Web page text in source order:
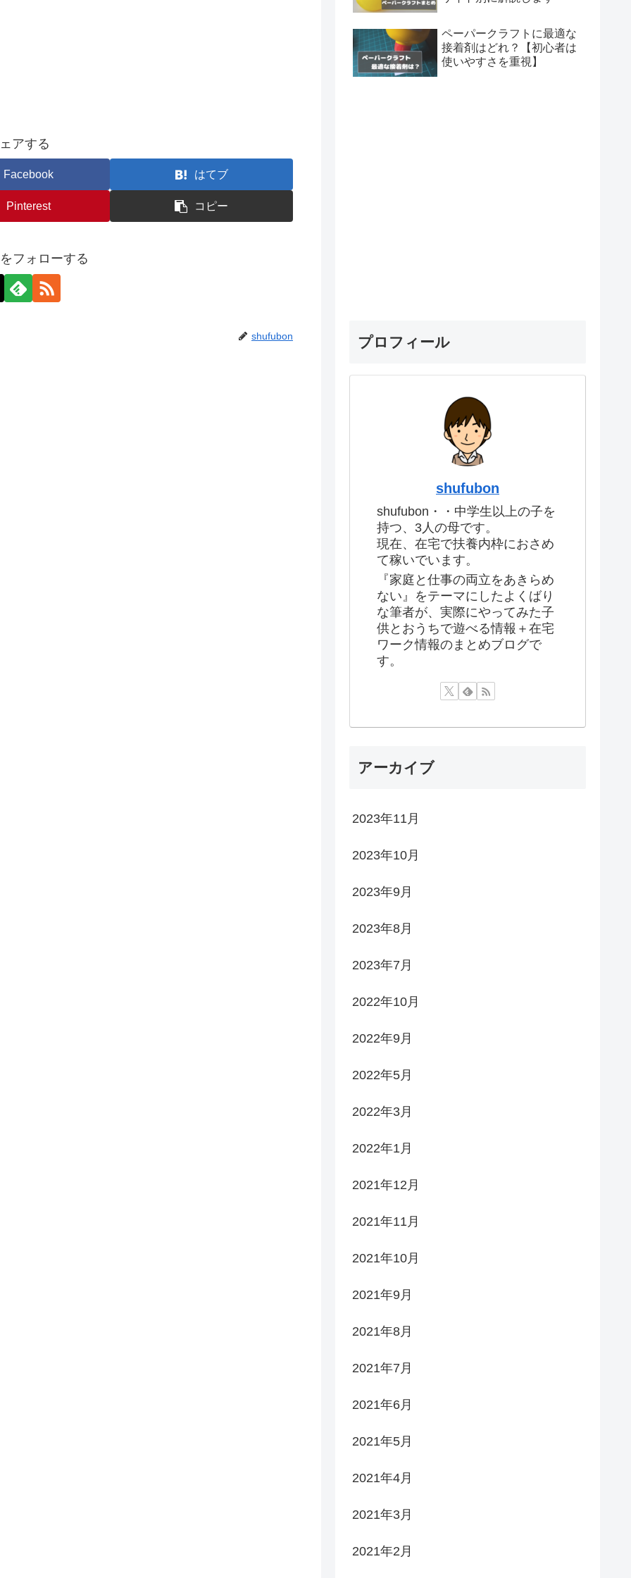
アする
Facebook はてブ
Pinterest コピー
フォローする
shufubon
ペーパークラフトに最適な
接着剤はどれ？【初心者は
使いやすさを重視】
プロフィール
shufubon
shufubon・・中学生以上の子を
持つ、3人の母です。
現在、在宅で扶養内枠におさめ
て稼いでいます。
『家庭と仕事の両立をあきらめ
ない』をテーマにしたよくばり
な筆者が、実際にやってみた子
供とおうちで遊べる情報＋在宅
ワーク情報のまとめブログで
す。
アーカイブ
2023年11月
2023年10月
2023年9月
2023年8月
2023年7月
2022年10月
2022年9月
2022年5月
2022年3月
2022年1月
2021年12月
2021年11月
2021年10月
2021年9月
2021年8月
2021年7月
2021年6月
2021年5月
2021年4月
2021年3月
2021年2月